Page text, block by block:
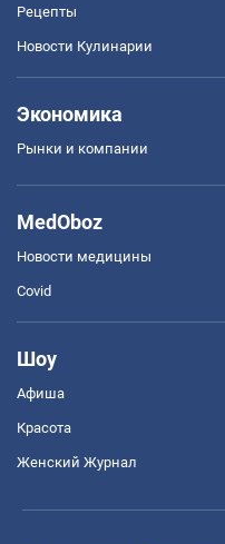
Рецепты
Новости Кулинарии
Экономика
Рынки и компании
MedOboz
Новости медицины
Covid
Шоу
Афиша
Красота
Женский Журнал